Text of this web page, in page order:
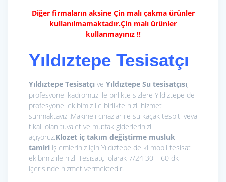
Diğer firmaların aksine Çin malı çakma ürünler
kullanılmamaktadır.Çin malı ürünler
kullanmayınız !!
Yıldıztepe Tesisatçı
Yıldıztepe Tesisatçı ve Yıldıztepe Su tesisatçısı,
profesyonel kadromuz ile birlikte sizlere Yıldıztepe de
profesyonel ekibimiz ile birlikte hızlı hizmet
sunmaktayız .Makineli cihazlar ile su kaçak tespiti veya
tıkalı olan tuvalet ve mutfak giderlerinizi
açıyoruz.Klozet iç takım değiştirme musluk
tamiri işlemleriniz için Yıldıztepe de ki mobil tesisat
ekibimiz ile hızlı Tesisatçı olarak 7/24 30 – 60 dk
içerisinde hizmet vermektedir.